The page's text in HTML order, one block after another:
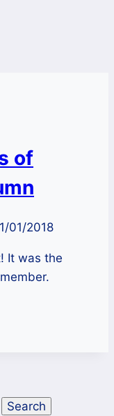
of
01/2018
It was the